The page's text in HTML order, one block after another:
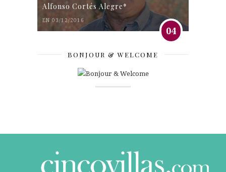
Alfonso Cortés Alegre*
EN 03/12/2016
04
BONJOUR & WELCOME